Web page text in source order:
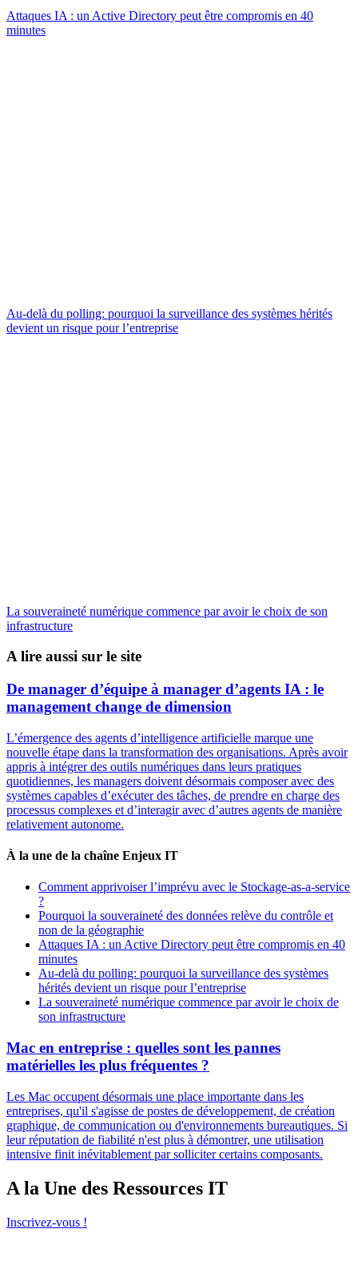
Attaques IA : un Active Directory peut être compromis en 40
minutes
Au-delà du polling: pourquoi la surveillance des systèmes hérités
devient un risque pour l’entreprise
La souveraineté numérique commence par avoir le choix de son
infrastructure
A lire aussi sur le site
De manager d’équipe à manager d’agents IA : le
management change de dimension
L’émergence des agents d’intelligence artificielle marque une
nouvelle étape dans la transformation des organisations. Après avoir
appris à intégrer des outils numériques dans leurs pratiques
quotidiennes, les managers doivent désormais composer avec des
systèmes capables d’exécuter des tâches, de prendre en charge des
processus complexes et d’interagir avec d’autres agents de manière
relativement autonome.
À la une de la chaîne Enjeux IT
Comment apprivoiser l’imprévu avec le Stockage-as-a-service
?
Pourquoi la souveraineté des données relève du contrôle et
non de la géographie
Attaques IA : un Active Directory peut être compromis en 40
minutes
Au-delà du polling: pourquoi la surveillance des systèmes
hérités devient un risque pour l’entreprise
La souveraineté numérique commence par avoir le choix de
son infrastructure
Mac en entreprise : quelles sont les pannes
matérielles les plus fréquentes ?
Les Mac occupent désormais une place importante dans les
entreprises, qu'il s'agisse de postes de développement, de création
graphique, de communication ou d'environnements bureautiques. Si
leur réputation de fiabilité n'est plus à démontrer, une utilisation
intensive finit inévitablement par solliciter certains composants.
A la Une des Ressources IT
Inscrivez-vous !